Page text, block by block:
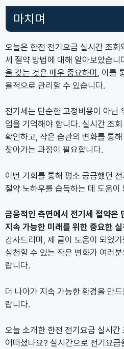
마치며
오늘은 한전 전기요금 실시간 조회
세 절약 방법에 대해 알아보았습니
을 갖는 것은 매우 중요하며 , 이를
율적으로 관리할 수 있습니다.
전기세는 단순한 고정비용이 아닌
임을 기억해야 합니다. 실시간 조
확인하고, 작은 습관의 변화를 통
찾아가는 과정이 필요합니다.
이번 기회를 통해 평소 궁금했던
절약 노하우를 습득하는 데 도움이
금융적인 측면에서 전기세 절약은
지속 가능한 미래를 위한 중요한
감사드리며, 제 글이 도움이 되었
실천할 수 있는 작은 변화가 여러
랍니다.
더 나아가 지속 가능한 환경을 만
랍니다.
오늘 소개한 한전 전기요금 실시간
어떠셨나요? 실시간으로 전기요